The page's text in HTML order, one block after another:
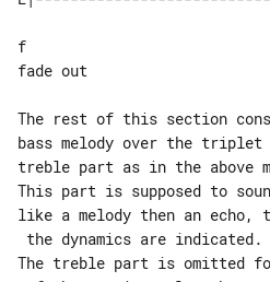
f
fade out
The rest of this section
bass melody over the triplet
treble part as in the above
This part is supposed to
like a melody then an echo,
The treble part is omitted